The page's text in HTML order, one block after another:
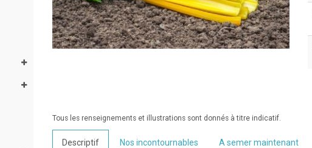
Tous les renseignements et illustrations sont donnés à titre indicatif.
Descriptif Nos incontournables A semer maintenant